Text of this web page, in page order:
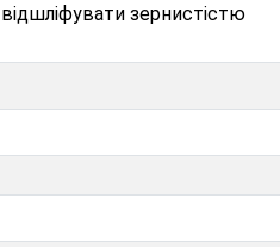
зернистістю